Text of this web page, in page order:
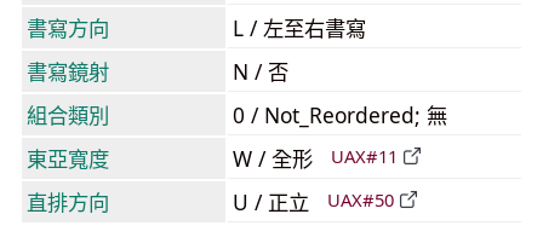
書寫方向
L / 左至右書寫
書寫鏡射
N / 否
組合類別
0 / Not_Reordered; 無
東亞寬度
W / 全形 UAX#11
直排方向 U / 正立 UAX#50